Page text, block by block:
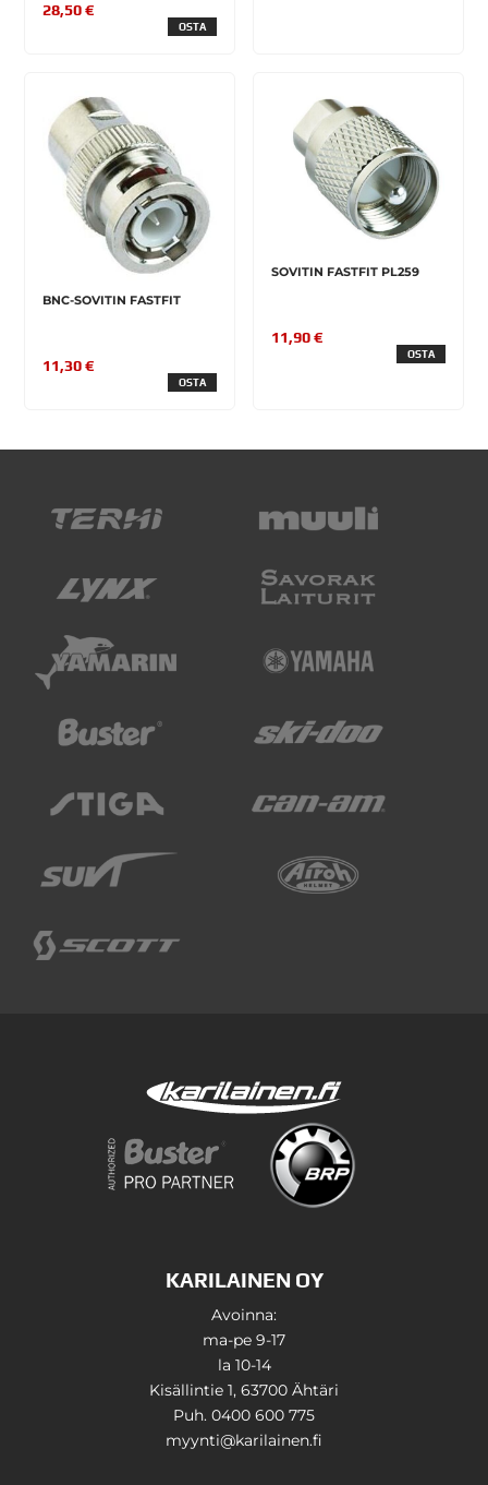
28,50 €
OSTA
BNC-SOVITIN FASTFIT
11,30 €
OSTA
SOVITIN FASTFIT PL259
11,90 €
OSTA
KARILAINEN OY
Avoinna:
ma-pe 9-17
la 10-14
Kisällintie 1, 63700 Ähtäri
Puh. 0400 600 775
myynti@karilainen.fi